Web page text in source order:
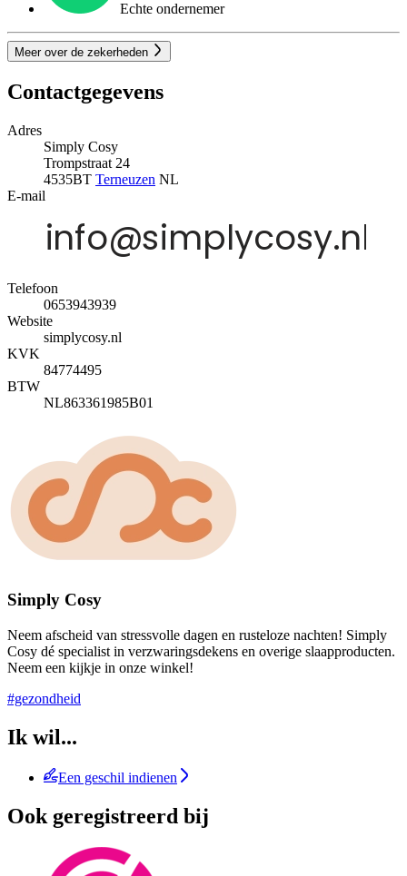
Echte ondernemer
Meer over de zekerheden
Contactgegevens
Adres
Simply Cosy
Trompstraat 24
4535BT Terneuzen NL
E-mail
Telefoon
0653943939
Website
simplycosy.nl
KVK
84774495
BTW
NL863361985B01
Simply Cosy
Neem afscheid van stressvolle dagen en rusteloze nachten! Simply
Cosy dé specialist in verzwaringsdekens en overige slaapproducten.
Neem een kijkje in onze winkel!
#gezondheid
Ik wil...
Een geschil indienen
Ook geregistreerd bij